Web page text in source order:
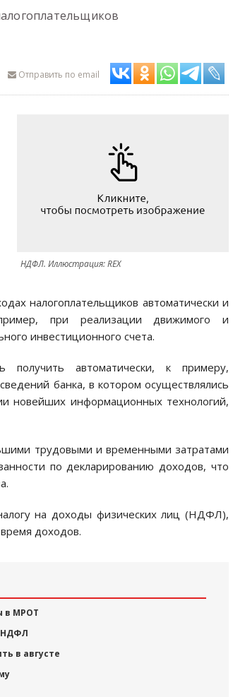
Отправить по email
НДФЛ. Иллюстрация: REX
налогоплательщиков автоматически и
при реализации движимого и
инвестиционного счета.
автоматически, к примеру,
банка, в котором осуществлялись
новейших информационных технологий,
трудовыми и временными затратами
по декларированию доходов, что
на доходы физических лиц (НДФЛ),
доходов.
в МРОТ
НДФЛ
в августе